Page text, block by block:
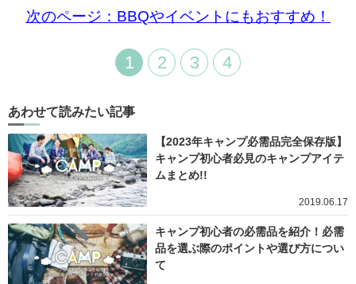
次のページ：BBQやイベントにもおすすめ！
1 2 3 4
あわせて読みたい記事
【2023年キャンプ必需品完全保存版】
キャンプ初心者必見のキャンプアイテ
ムまとめ!!
2019.06.17
キャンプ初心者の必需品を紹介！必需
品を選ぶ際のポイントや選び方につい
て